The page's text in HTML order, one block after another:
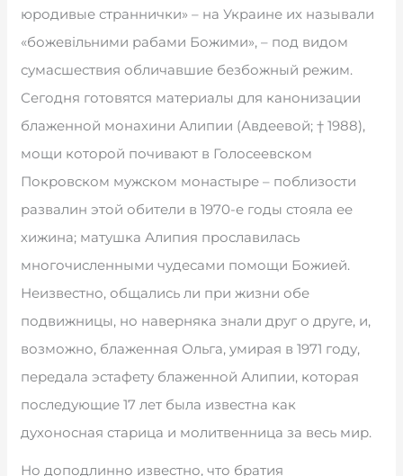
юродивые страннички» – на Украине их называли
«божевільними рабами Божими», – под видом
сумасшествия обличавшие безбожный режим.
Сегодня готовятся материалы для канонизации
блаженной монахини Алипии (Авдеевой; † 1988),
мощи которой почивают в Голосеевском
Покровском мужском монастыре – поблизости
развалин этой обители в 1970-е годы стояла ее
хижина; матушка Алипия прославилась
многочисленными чудесами помощи Божией.
Неизвестно, общались ли при жизни обе
подвижницы, но наверняка знали друг о друге, и,
возможно, блаженная Ольга, умирая в 1971 году,
передала эстафету блаженной Алипии, которая
последующие 17 лет была известна как
духоносная старица и молитвенница за весь мир.
Но доподлинно известно, что братия